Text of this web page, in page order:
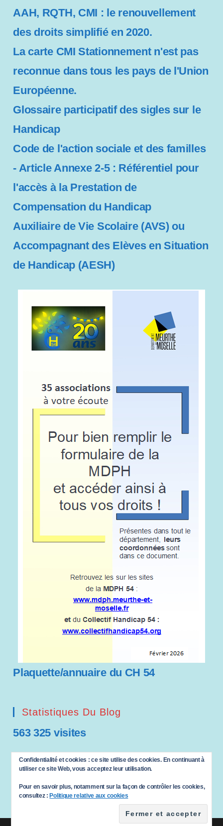
AAH, RQTH, CMI : le renouvellement
des droits simplifié en 2020.
La carte CMI Stationnement n'est pas
reconnue dans tous les pays de l'Union
Européenne.
Glossaire participatif des sigles sur le
Handicap
Code de l'action sociale et des familles
- Article Annexe 2-5 : Référentiel pour
l'accès à la Prestation de
Compensation du Handicap
Auxiliaire de Vie Scolaire (AVS) ou
Accompagnant des Elèves en Situation
de Handicap (AESH)
Plaquette/annuaire du CH 54
Statistiques Du Blog
563 325 visites
Saisissez votre adresse e-mail…
ABONNEZ-VOUS
Confidentialité et cookies : ce site utilise des cookies. En continuant à
utiliser ce site Web, vous acceptez leur utilisation.
Pour en savoir plus, notamment sur la façon de contrôler les cookies,
consultez : Politique relative aux cookies